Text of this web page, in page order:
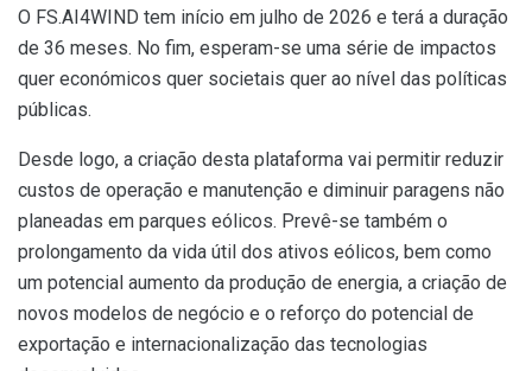
O FS.AI4WIND tem início em julho de 2026 e terá a duração
de 36 meses. No fim, esperam-se uma série de impactos
quer económicos quer societais quer ao nível das políticas
públicas.
Desde logo, a criação desta plataforma vai permitir reduzir
custos de operação e manutenção e diminuir paragens não
planeadas em parques eólicos. Prevê-se também o
prolongamento da vida útil dos ativos eólicos, bem como
um potencial aumento da produção de energia, a criação de
novos modelos de negócio e o reforço do potencial de
exportação e internacionalização das tecnologias